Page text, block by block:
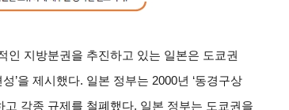
인 지방분권을 추진하고 있는 일본은 도쿄권
’을 제시했다. 일본 정부는 2000년 ‘동경구상
고 각종 규제를 철폐했다. 일본 정부는 도쿄권을